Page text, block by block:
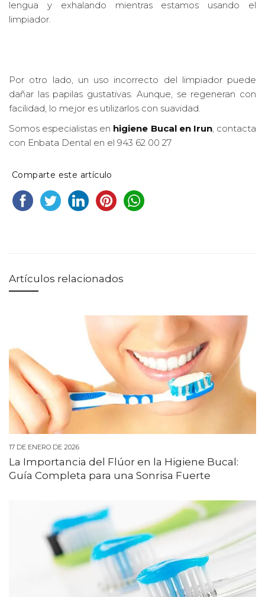
lengua y exhalando mientras estamos usando el
limpiador.
Por otro lado, un uso incorrecto del limpiador puede
dañar las papilas gustativas. Aunque, se regeneran con
facilidad, lo mejor es utilizarlos con suavidad.
Somos especialistas en higiene Bucal en Irun, contacta
con Enbata Dental en el 943 62 00 27
Comparte este artículo
Artículos relacionados
17 DE ENERO DE 2026
La Importancia del Flúor en la Higiene Bucal:
Guía Completa para una Sonrisa Fuerte